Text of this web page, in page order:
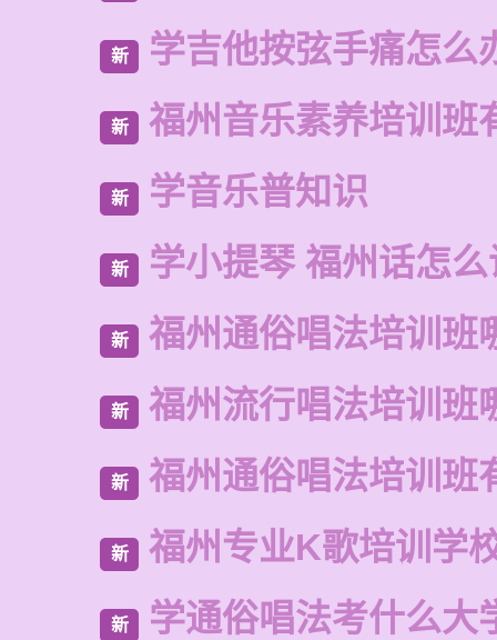
新 学吉他按弦手痛怎么
新 福州音乐素养培训班
新 学音乐普知识
新 学小提琴 福州话怎
新 福州通俗唱法培训班
新 福州流行唱法培训班
新 福州通俗唱法培训班
新 福州专业K歌培训学
新 学通俗唱法考什么大